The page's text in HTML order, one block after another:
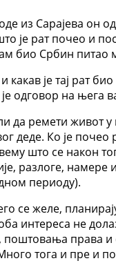
из Сарајева он
је рат почео и
био Србин
је тај рат
одговор на њега
ремети живот у
деде. Ко је почео
што се након
разлоге, намере
периоду).
се желе,
интереса не
права и
тога и пре и